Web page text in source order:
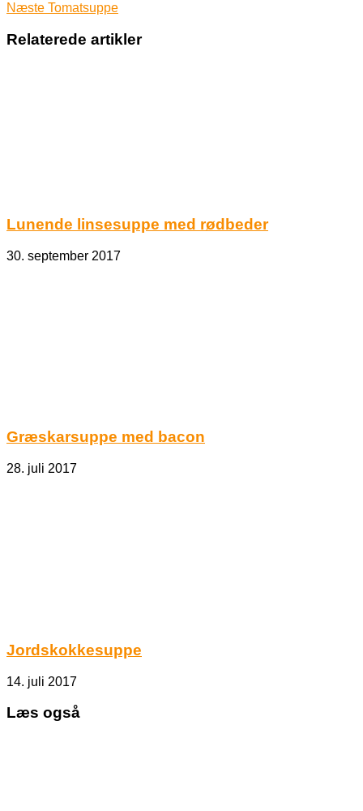
Næste Tomatsuppe
Relaterede artikler
Lunende linsesuppe med rødbeder
30. september 2017
Græskarsuppe med bacon
28. juli 2017
Jordskokkesuppe
14. juli 2017
Læs også